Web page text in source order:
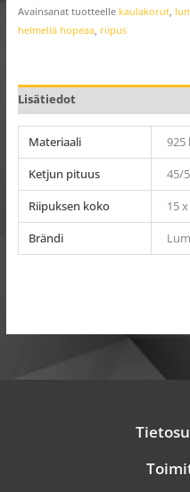
Avainsanat tuotteelle kaulakorut,
helmellä hopeaa, riipus
Lisätiedot
Materiaali
925
Ketjun pituus
45/
Riipuksen koko
15
Brändi